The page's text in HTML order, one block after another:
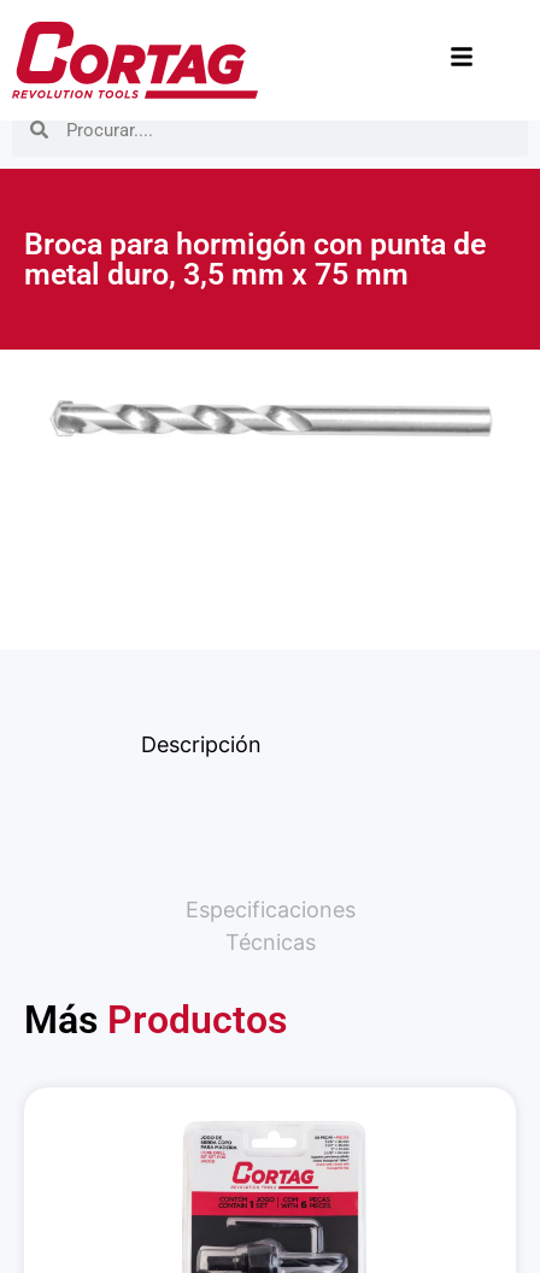
Broca para hormigón con punta de
metal duro, 3,5 mm x 75 mm
Descripción
Especificaciones
Técnicas
Más Productos